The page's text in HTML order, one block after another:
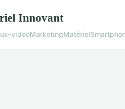
Innovant
videoMarketingMatériel